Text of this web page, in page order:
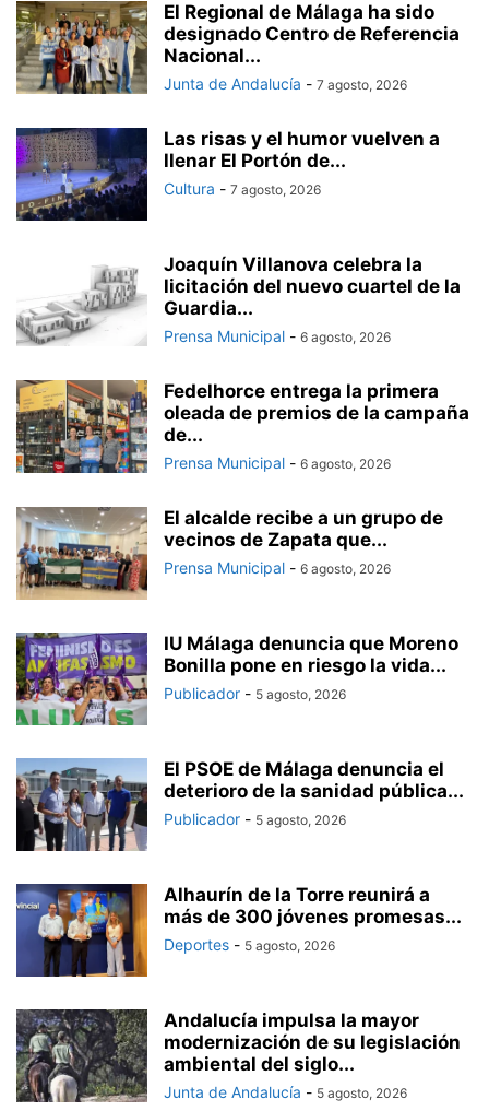
El Regional de Málaga ha sido
designado Centro de Referencia
Nacional...
Junta de Andalucía - 7 agosto, 2026
Las risas y el humor vuelven a
llenar El Portón de...
Cultura - 7 agosto, 2026
Joaquín Villanova celebra la
licitación del nuevo cuartel de la
Guardia...
Prensa Municipal - 6 agosto, 2026
Fedelhorce entrega la primera
oleada de premios de la campaña
de...
Prensa Municipal - 6 agosto, 2026
El alcalde recibe a un grupo de
vecinos de Zapata que...
Prensa Municipal - 6 agosto, 2026
IU Málaga denuncia que Moreno
Bonilla pone en riesgo la vida...
Publicador - 5 agosto, 2026
El PSOE de Málaga denuncia el
deterioro de la sanidad pública...
Publicador - 5 agosto, 2026
Alhaurín de la Torre reunirá a
más de 300 jóvenes promesas...
Deportes - 5 agosto, 2026
Andalucía impulsa la mayor
modernización de su legislación
ambiental del siglo...
Junta de Andalucía - 5 agosto, 2026